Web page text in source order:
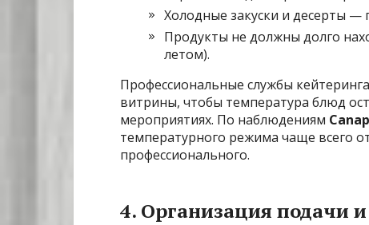
Холодные закуски и десерты —
Продукты не должны долго
летом).
Профессиональные службы
витрины, чтобы температура блюд
мероприятиях. По наблюдениям
температурного режима чаще всего
профессионального.
4. Организация подачи